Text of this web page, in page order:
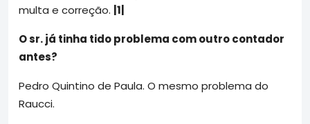
multa e correção. |1|
O sr. já tinha tido problema com outro contador
antes?
Pedro Quintino de Paula. O mesmo problema do
Raucci.